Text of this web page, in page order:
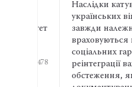
Наслідки катувань
українських
завжди належно
враховуються під
соціальних
реінтеграції
обстеження, яке